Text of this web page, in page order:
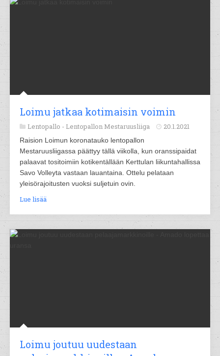
Loimu jatkaa kotimaisin voimin
Lentopallo - Lentopallon Mestaruusliiga 20.1.2021
Raision Loimun koronatauko lentopallon
Mestaruusliigassa päättyy tällä viikolla, kun oranssipaidat
palaavat tositoimiin kotikentällään Kerttulan liikuntahallissa
Savo Volleyta vastaan lauantaina. Ottelu pelataan
yleisörajoitusten vuoksi suljetuin ovin.
Lue lisää
Loimu joutuu uudestaan